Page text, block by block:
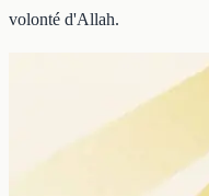
volonté d'Allah.